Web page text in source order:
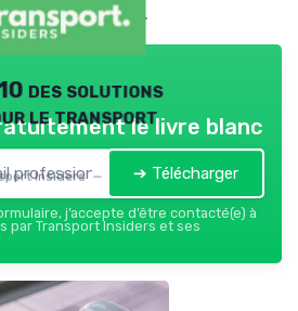
de mobilité.
des solutions
le transport
Insiders — 2026
le livre blanc
➔ Télécharger
j’accepte d’être contacté(e) à
par Transport Insiders et ses